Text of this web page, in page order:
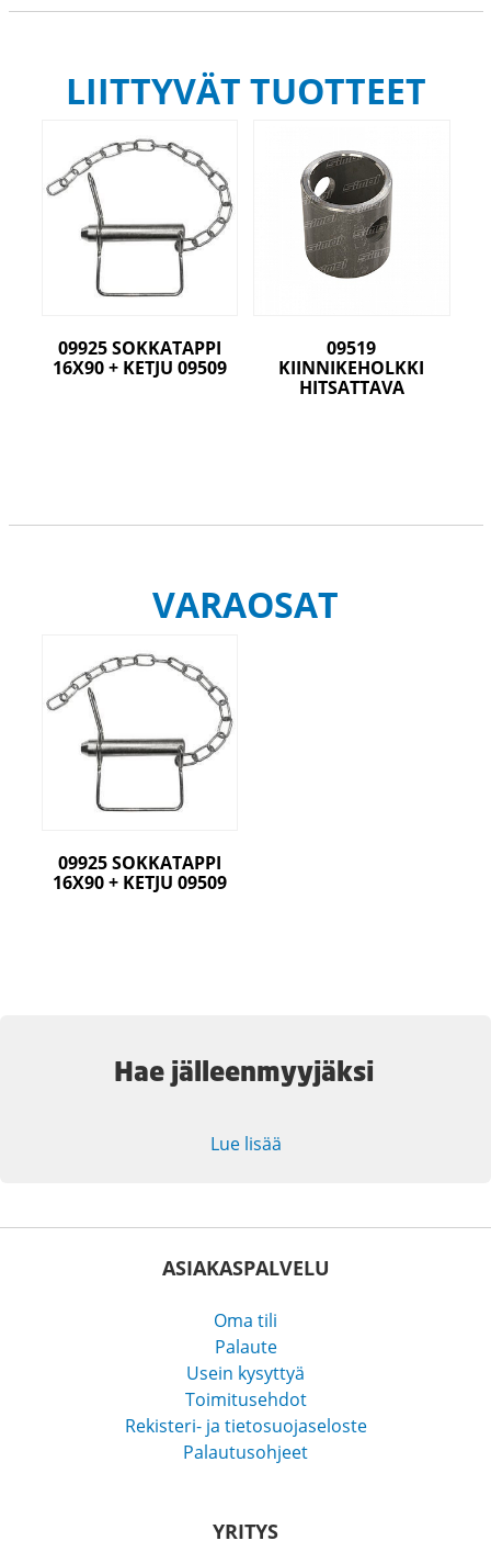
LIITTYVÄT TUOTTEET
09925 SOKKATAPPI
16X90 + KETJU 09509
09519
KIINNIKEHOLKKI
HITSATTAVA
VARAOSAT
09925 SOKKATAPPI
16X90 + KETJU 09509
Hae jälleenmyyjäksi
Lue lisää
ASIAKASPALVELU
Oma tili
Palaute
Usein kysyttyä
Toimitusehdot
Rekisteri- ja tietosuojaseloste
Palautusohjeet
YRITYS